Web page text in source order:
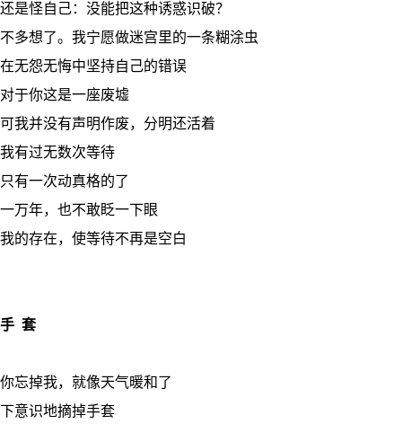
还是怪自己：没能把这种诱惑识破？
不多想了。我宁愿做迷宫里的一条糊涂虫
在无怨无悔中坚持自己的错误
对于你这是一座废墟
可我并没有声明作废，分明还活着
我有过无数次等待
只有一次动真格的了
一万年，也不敢眨一下眼
我的存在，使等待不再是空白
手 套
你忘掉我，就像天气暖和了
下意识地摘掉手套